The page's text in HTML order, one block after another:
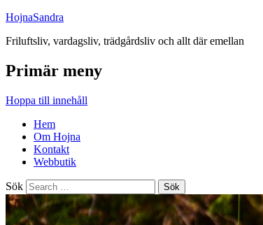
HojnaSandra
Friluftsliv, vardagsliv, trädgårdsliv och allt där emellan
Primär meny
Hoppa till innehåll
Hem
Om Hojna
Kontakt
Webbutik
Sök